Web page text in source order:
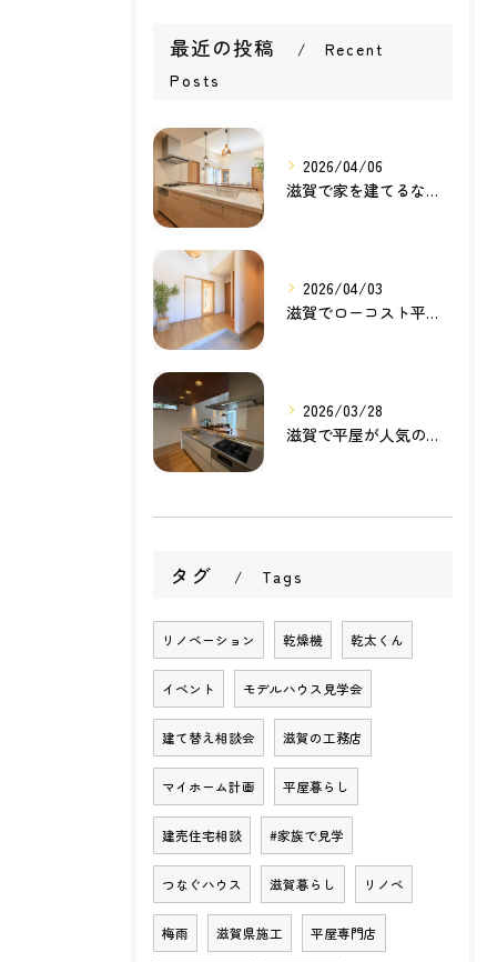
最近の投稿
Recent
Posts
2026/04/06
滋賀で家を建てるなら知っておきたい住宅ローンの基本｜無理のない家づくりの考え方
2026/04/03
滋賀でローコスト平屋を建てるなら？無理のない価格で理想の暮らしを叶える家づくり
2026/03/28
滋賀で平屋が人気の理由とは？暮らしやすさ・家事動線・将来性から考える家づくり
タグ Tags
リノベーション 乾燥機 乾太くん
イベント モデルハウス見学会
建て替え相談会 滋賀の工務店
マイホーム計画 平屋暮らし
建売住宅相談 #家族で見学
つなぐハウス 滋賀暮らし リノベ
梅雨 滋賀県施工 平屋専門店